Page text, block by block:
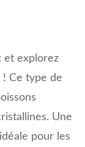
et explorez
! Ce type de
Une
pour les